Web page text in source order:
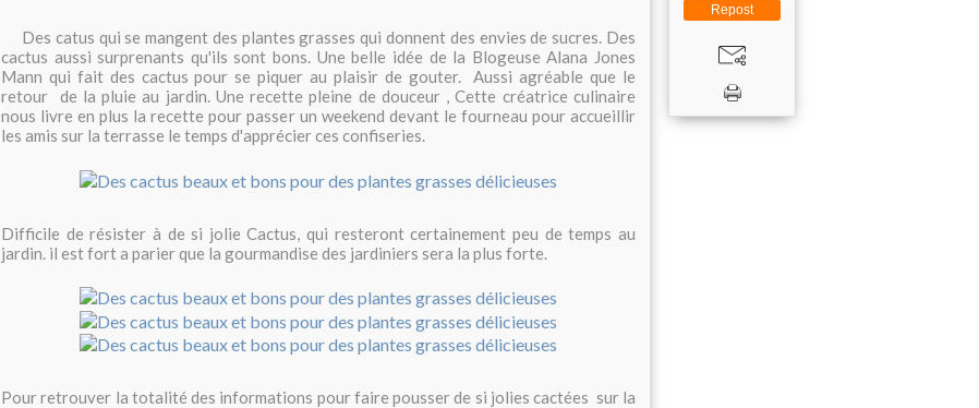
Des catus qui se mangent des plantes grasses qui donnent des envies de sucres. Des
cactus aussi surprenants qu'ils sont bons. Une belle idée de la Blogeuse Alana Jones
Mann qui fait des cactus pour se piquer au plaisir de gouter. Aussi agréable que le
retour de la pluie au jardin. Une recette pleine de douceur , Cette créatrice culinaire
nous livre en plus la recette pour passer un weekend devant le fourneau pour accueillir
les amis sur la terrasse le temps d'apprécier ces confiseries.
Difficile de résister à de si jolie Cactus, qui resteront certainement peu de temps au
jardin. il est fort a parier que la gourmandise des jardiniers sera la plus forte.
Pour retrouver la totalité des informations pour faire pousser de si jolies cactées sur la
Repost